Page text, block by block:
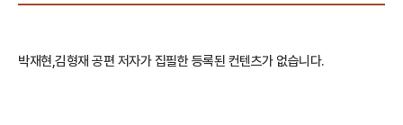
박재현,김형재 공편 저자가 집필한 등록된 컨텐츠가 없습니다.